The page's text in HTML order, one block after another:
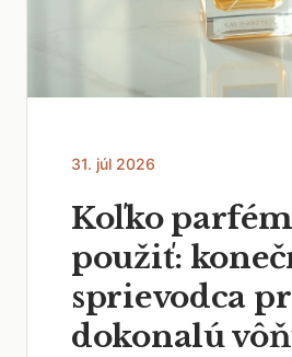
31. júl 2026
Koľko
použiť:
sprievodca
dokonalú